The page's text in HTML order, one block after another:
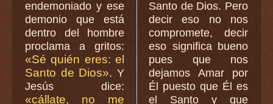
endemoniado y ese
demonio que está
dentro del hombre
proclama a gritos:
«Sé quién eres: el
Santo de Dios». Y
Jesús dice:
«cállate, no me
Santo de Dios. Pero
decir eso no nos
compromete, decir
eso significa bueno
pues que nos
dejamos Amar por
Él puesto que Él es
el Santo y que